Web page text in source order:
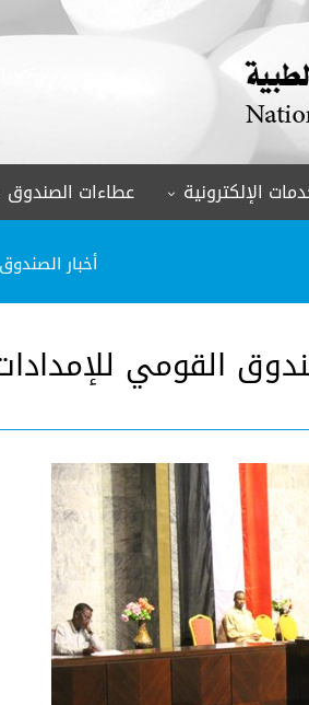
الإلكترونية عطاءات الصندوق
أخبار الصندوق
القومي